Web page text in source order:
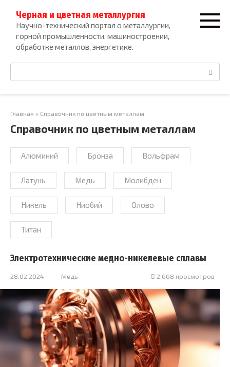
контенту
Черная и цветная металлургия
Научно-технический портал о металлургии,
горной промышленности, машиностроении,
обработке металлов, энергетике.
Поиск:
Главная » Справочник по цветным металлам
Справочник по цветным металлам
Алюминий Бронза Вольфрам
Латунь Медь Молибден
Никель Ниобий Олово
Титан
Электротехнические медно-никелевые сплавы
28.02.2024 Медь 2 668 просмотров